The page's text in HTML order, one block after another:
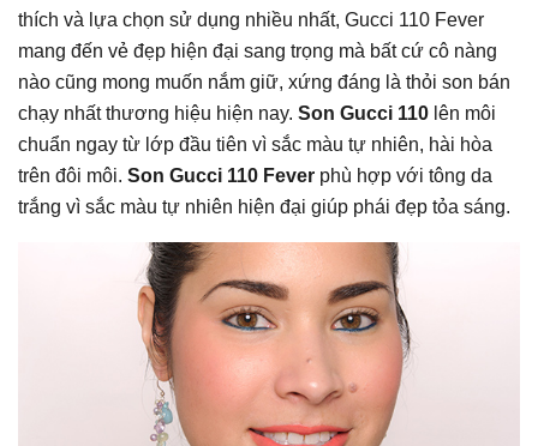
thích và lựa chọn sử dụng nhiều nhất, Gucci 110 Fever
mang đến vẻ đẹp hiện đại sang trọng mà bất cứ cô nàng
nào cũng mong muốn nắm giữ, xứng đáng là thỏi son bán
chạy nhất thương hiệu hiện nay. Son Gucci 110 lên môi
chuẩn ngay từ lớp đầu tiên vì sắc màu tự nhiên, hài hòa
trên đôi môi. Son Gucci 110 Fever phù hợp với tông da
trắng vì sắc màu tự nhiên hiện đại giúp phái đẹp tỏa sáng.